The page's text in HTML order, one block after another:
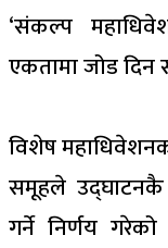
‘संकल्प
एकतामा जोड दिन
विशेष
समूहले उद्घाटनकै
गर्ने निर्णय